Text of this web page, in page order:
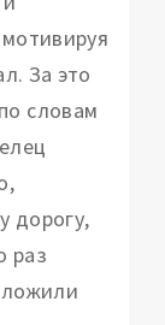
За это
словам
дорогу,
раз